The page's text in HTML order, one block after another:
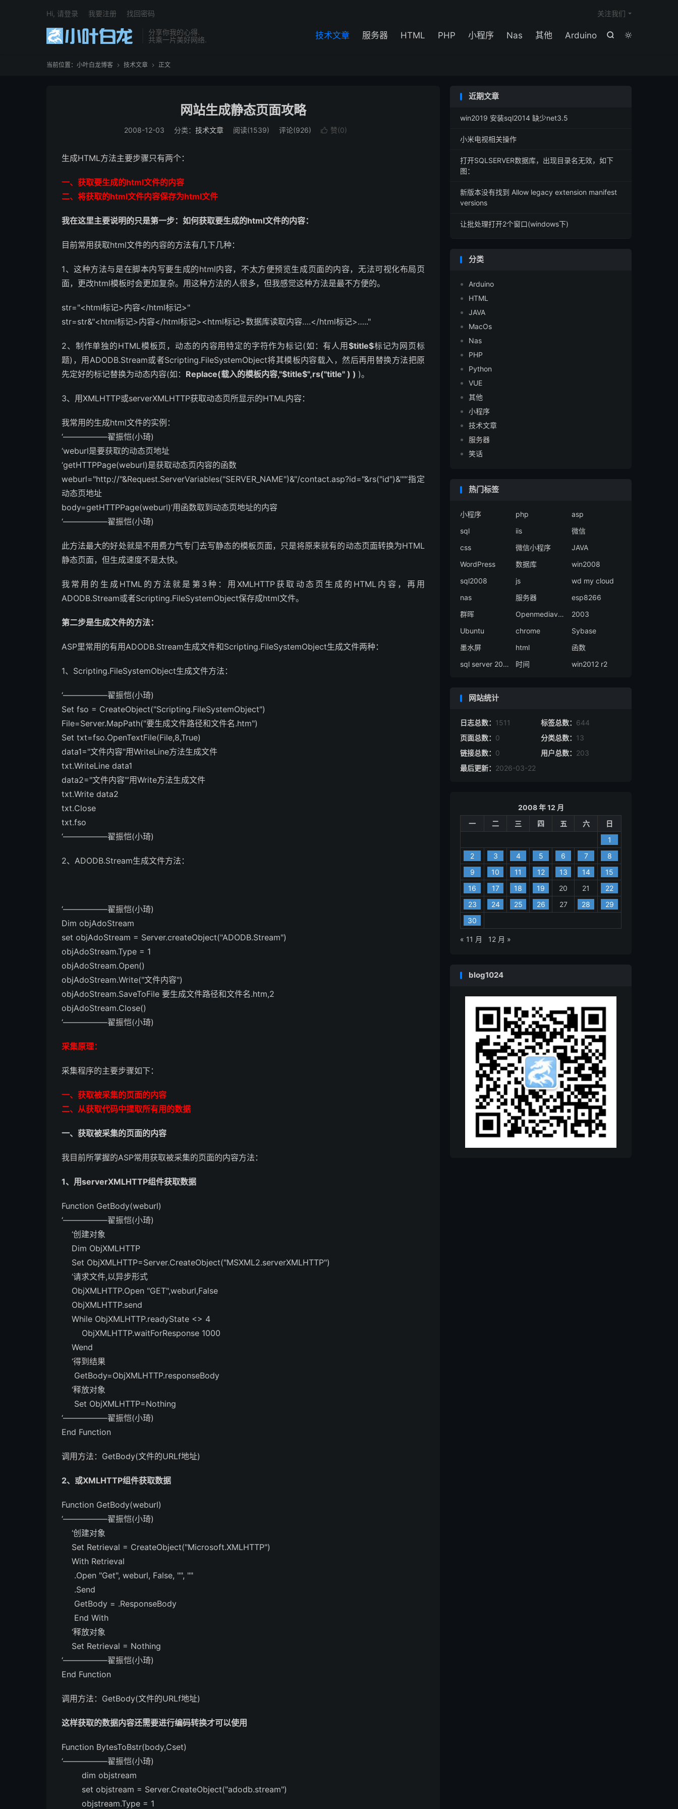
分享你我的心得.
共乘一片美好网络.


技术文章 服务器 HTML PHP 小程序 Nas 其他 Arduino
关注我们
Hi, 请登录 我要注册 找回密码
当前位置： 小叶白龙博客  技术文章  正文
网站生成静态页面攻略
2008-12-03 分类： 技术文章 阅读(1539) 评论(926)  赞(0)
生成HTML方法主要步骤只有两个：
一、获取要生成的html文件的内容
二、将获取的html文件内容保存为html文件
我在这里主要说明的只是第一步：如何获取要生成的html文件的内容：
目前常用获取html文件的内容的方法有几下几种：
1、这种方法与是在脚本内写要生成的html内容，不太方便预览生成页面的内容，无法可视化布局页
面，更改html模板时会更加复杂。用这种方法的人很多，但我感觉这种方法是最不方便的。
str="<html标记>内容</html标记>"
str=str&"<html标记>内容</html标记><html标记>数据库读取内容….</html标记>….."
2、制作单独的HTML模板页，动态的内容用特定的字符作为标记(如：有人用 $title$标记为网页标
题)，用ADODB.Stream或者Scripting.FileSystemObject将其模板内容载入，然后再用替换方法把原
先定好的标记替换为动态内容(如： Replace(载入的模板内容,"$title$",rs("title" ) ) )。
3、用XMLHTTP或serverXMLHTTP获取动态页所显示的HTML内容：
我常用的生成html文件的实例：
‘—————–翟振恺(小琦)
‘weburl是要获取的动态页地址
‘getHTTPPage(weburl)是获取动态页内容的函数
weburl="http://"&Request.ServerVariables("SERVER_NAME")&"/contact.asp?id="&rs("id")&""‘指定
动态页地址
body=getHTTPPage(weburl)’用函数取到动态页地址的内容
‘—————–翟振恺(小琦)
此方法最大的好处就是不用费力气专门去写静态的模板页面，只是将原来就有的动态页面转换为HTML
静态页面，但生成速度不是太快。
我常用的生成HTML的方法就是第3种：用XMLHTTP获取动态页生成的HTML内容，再用
ADODB.Stream或者Scripting.FileSystemObject保存成html文件。
第二步是生成文件的方法：
ASP里常用的有用ADODB.Stream生成文件和Scripting.FileSystemObject生成文件两种：
1、Scripting.FileSystemObject生成文件方法：
‘—————–翟振恺(小琦)
Set fso = CreateObject("Scripting.FileSystemObject")
File=Server.MapPath("要生成文件路径和文件名.htm")
Set txt=fso.OpenTextFile(File,8,True)
data1="文件内容"用WriteLine方法生成文件
txt.WriteLine data1
data2="文件内容"’用Write方法生成文件
txt.Write data2
txt.Close
txt.fso
‘—————–翟振恺(小琦)
2、ADODB.Stream生成文件方法：
‘—————–翟振恺(小琦)
Dim objAdoStream
set objAdoStream = Server.createObject("ADODB.Stream")
objAdoStream.Type = 1
objAdoStream.Open()
objAdoStream.Write("文件内容")
objAdoStream.SaveToFile 要生成文件路径和文件名.htm,2
objAdoStream.Close()
‘—————–翟振恺(小琦)
采集原理：
采集程序的主要步骤如下：
一、获取被采集的页面的内容
二、从获取代码中提取所有用的数据
一、获取被采集的页面的内容
我目前所掌握的ASP常用获取被采集的页面的内容方法：
1、用serverXMLHTTP组件获取数据
Function GetBody(weburl)
‘—————–翟振恺(小琦)
‘创建对象
Dim ObjXMLHTTP
Set ObjXMLHTTP=Server.CreateObject("MSXML2.serverXMLHTTP")
‘请求文件,以异步形式
ObjXMLHTTP.Open "GET",weburl,False
ObjXMLHTTP.send
While ObjXMLHTTP.readyState <> 4
ObjXMLHTTP.waitForResponse 1000
Wend
‘得到结果
GetBody=ObjXMLHTTP.responseBody
‘释放对象
Set ObjXMLHTTP=Nothing
‘—————–翟振恺(小琦)
End Function
调用方法：GetBody(文件的URLf地址)
2、或XMLHTTP组件获取数据
Function GetBody(weburl)
‘—————–翟振恺(小琦)
‘创建对象
Set Retrieval = CreateObject("Microsoft.XMLHTTP")
With Retrieval
.Open "Get", weburl, False, "", ""
.Send
GetBody = .ResponseBody
End With
‘释放对象
Set Retrieval = Nothing
‘—————–翟振恺(小琦)
End Function
调用方法：GetBody(文件的URLf地址)
这样获取的数据内容还需要进行编码转换才可以使用
Function BytesToBstr(body,Cset)
‘—————–翟振恺(小琦)
dim objstream
set objstream = Server.CreateObject("adodb.stream")
objstream.Type = 1
近期文章
win2019 安装sql2014 缺少net3.5
小米电视相关操作
打开SQLSERVER数据库，出现目录名无效，如下
图：
新版本没有找到 Allow legacy extension manifest
versions
让批处理打开2个窗口(windows下)
分类
Arduino
HTML
JAVA
MacOs
Nas
PHP
Python
VUE
其他
小程序
技术文章
服务器
笑话
热门标签
小程序 php
asp
sql
iis
微信
css
微信小程序
JAVA
WordPress
数据库
win2008
sql2008
js
wd my cloud
nas
服务器
esp8266
群晖
Openmediavault
2003
Ubuntu
chrome
Sybase
墨水屏
html
函数
sql server 2008
时间 win2012 r2
网站统计
日志总数： 1511 标签总数： 644
页面总数： 0 分类总数： 13
链接总数： 0 用户总数： 203
最后更新： 2026-03-22
2008 年 12 月
一
二 三 四 五 六
日
1
2
3 4 5 6 7
8
9
10 11 12 13 14
15
16
17 18 19 20 21
22
23
24 25 26 27 28
29
30
« 11 月 12 月 »
blog1024